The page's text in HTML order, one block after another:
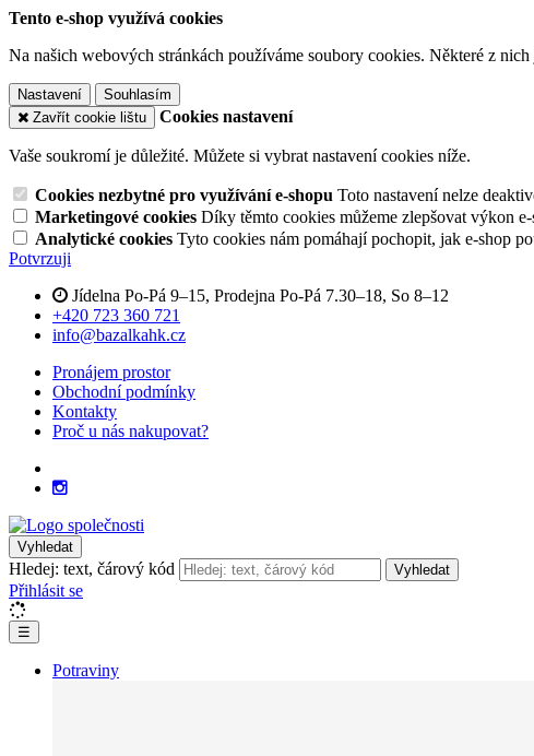
Tento e-shop využívá cookies
Na našich webových stránkách používáme soubory cookies. Některé z
Nastavení
Souhlasím
Zavřít cookie lištu
Cookies nastavení
Vaše soukromí je důležité. Můžete si vybrat nastavení cookies níže.
Cookies nezbytné pro využívání e-shopu Toto nastavení nelze
Marketingové cookies Díky těmto cookies můžeme zlepšovat výkon
Analytické cookies Tyto cookies nám pomáhají pochopit, jak e-shop
Potvrzuji
Jídelna Po-Pá 9–15, Prodejna Po-Pá 7.30–18, So 8–12
+420 723 360 721
info@bazalkahk.cz
Pronájem prostor
Obchodní podmínky
Kontakty
Proč u nás nakupovat?
Vyhledat
Hledej: text, čárový kód Vyhledat
Přihlásit se
☰
Potraviny